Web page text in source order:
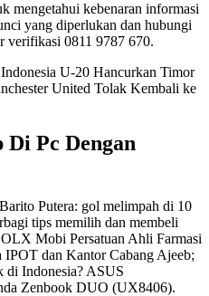
mengetahui kebenaran informasi
yang diperlukan dan hubungi
verifikasi 0811 9787 670.
U-20 Hancurkan Timor
United Tolak Kembali ke
Di Pc Dengan
Putera: gol melimpah di 10
tips memilih dan membeli
Mobi Persatuan Ahli Farmasi
dan Kantor Cabang Ajeeb;
di Indonesia? ASUS
Zenbook DUO (UX8406).